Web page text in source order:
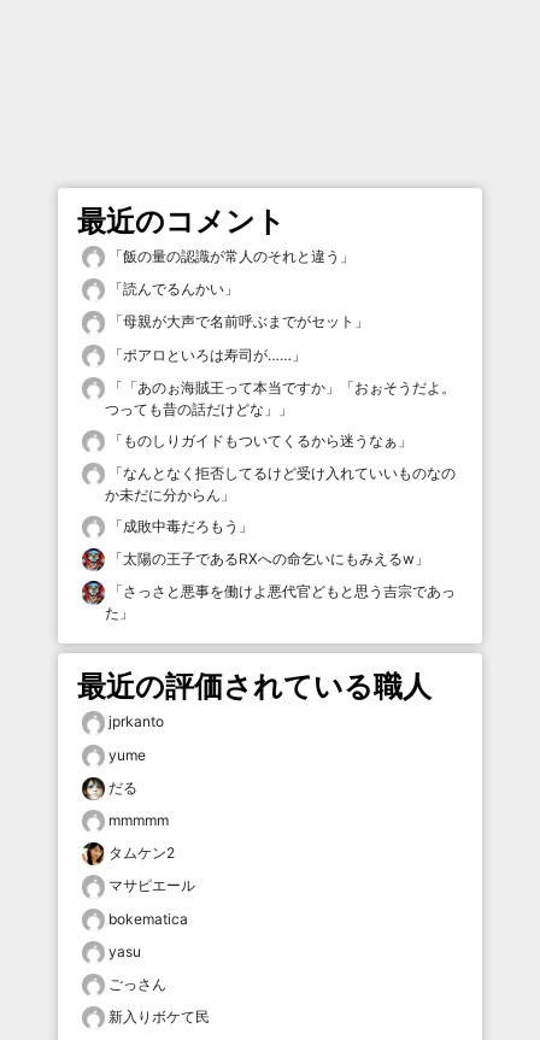
最近のコメント
「飯の量の認識が常人のそれと違う 」
「読んでるんかい 」
「母親が大声で名前呼ぶまでがセット 」
「ポアロといろは寿司が…… 」
「 「あのぉ海賊王って本当ですか」「おぉそうだよ。
つっても昔の話だけどな」
」
「 ものしりガイドもついてくるから迷うなぁ 」
「なんとなく拒否してるけど受け入れていいものなの
か未だに分からん 」
「成敗中毒だろもう 」
「太陽の王子であるRXへの命乞いにもみえるw 」
「さっさと悪事を働けよ悪代官どもと思う吉宗であっ
た 」
最近の評価されている職人
jprkanto
yume
だる
mmmmm
タムケン2
マサピエール
bokematica
yasu
ごっさん
新入りボケて民